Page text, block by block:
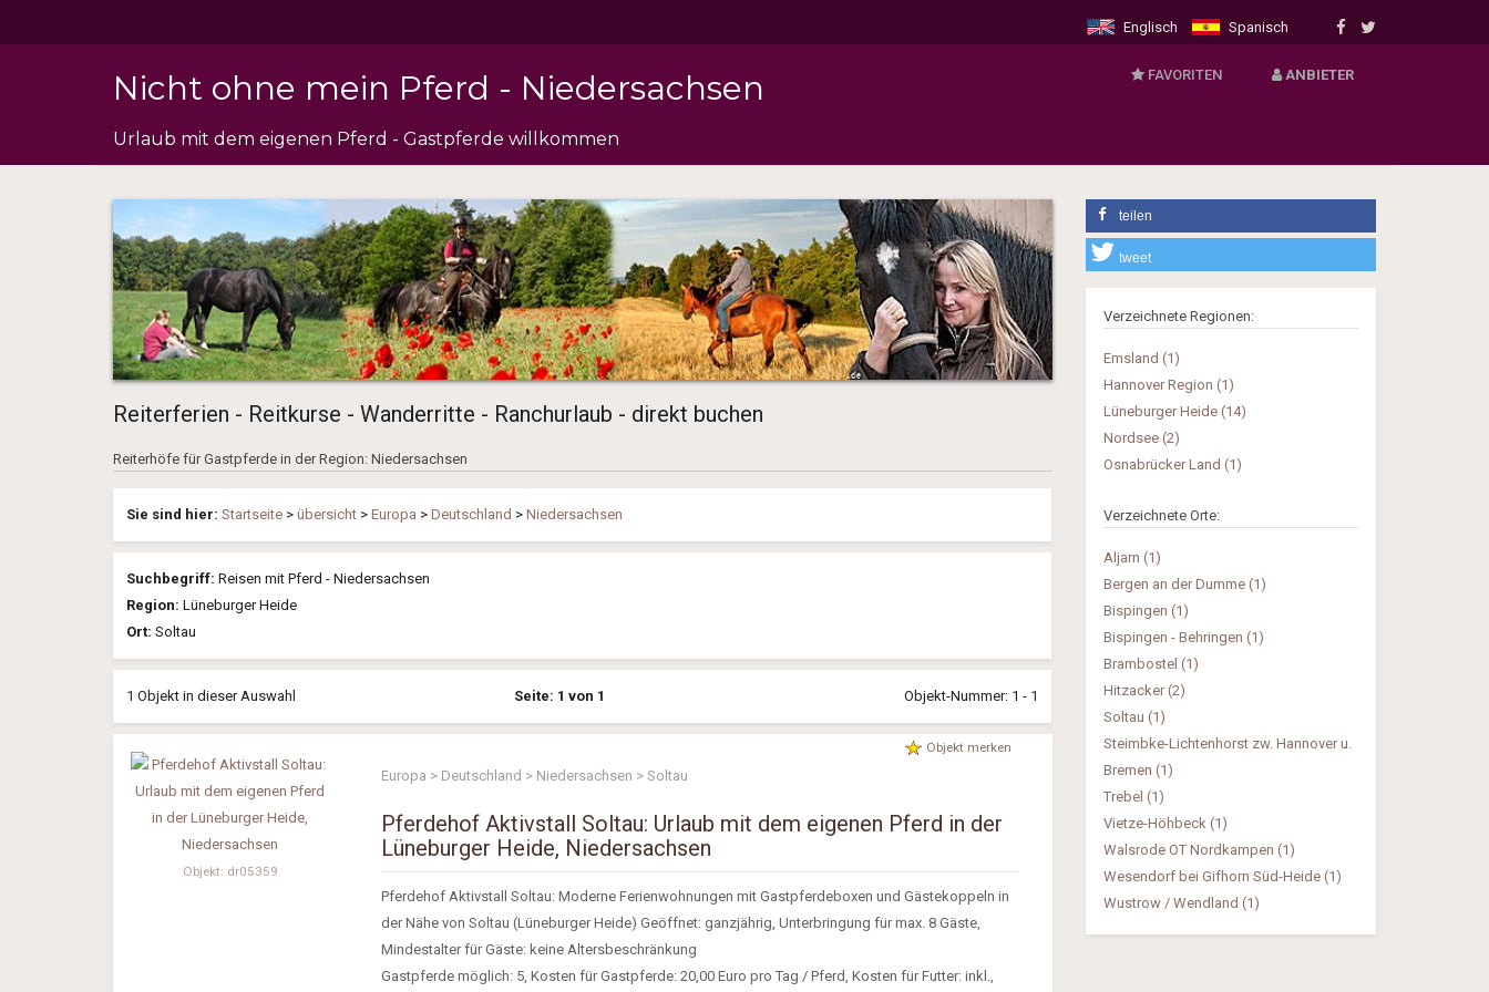
Englisch Spanisch
Nicht ohne mein Pferd - Niedersachsen
Urlaub mit dem eigenen Pferd - Gastpferde willkommen
FAVORITEN ANBIETER
VERMIETER
Reiterferien - Reitkurse - Wanderritte - Ranchurlaub - direkt buchen
Reiterhöfe für Gastpferde in der Region: Niedersachsen
Sie sind hier: Startseite > übersicht > Europa > Deutschland > Niedersachsen
Suchbegriff: Reisen mit Pferd - Niedersachsen
Region: Lüneburger Heide
Ort: Soltau
1 Objekt in dieser Auswahl Seite: 1 von 1 Objekt-Nummer: 1 - 1
Objekt: dr05359
Objekt merken
Europa > Deutschland > Niedersachsen > Soltau
Pferdehof Aktivstall Soltau: Urlaub mit dem eigenen Pferd in der
Lüneburger Heide, Niedersachsen
Pferdehof Aktivstall Soltau: Moderne Ferienwohnungen mit Gastpferdeboxen und Gästekoppeln in
der Nähe von Soltau (Lüneburger Heide) Geöffnet: ganzjährig, Unterbringung für max. 8 Gäste,
Mindestalter für Gäste: keine Altersbeschränkung
Gastpferde möglich: 5, Kosten für Gastpferde: 20,00 Euro pro Tag / Pferd, Kosten für Futter: inkl.,
teilen
tweet
Verzeichnete Regionen:
Emsland (1)
Hannover Region (1)
Lüneburger Heide (14)
Nordsee (2)
Osnabrücker Land (1)
Verzeichnete Orte:
Aljarn (1)
Bergen an der Dumme (1)
Bispingen (1)
Bispingen - Behringen (1)
Brambostel (1)
Hitzacker (2)
Soltau (1)
Steimbke-Lichtenhorst zw. Hannover u.
Bremen (1)
Trebel (1)
Vietze-Höhbeck (1)
Walsrode OT Nordkampen (1)
Wesendorf bei Gifhorn Süd-Heide (1)
Wustrow / Wendland (1)